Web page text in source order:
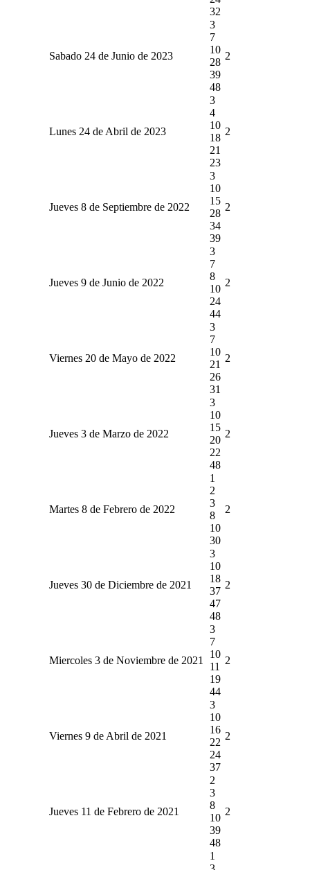
32
Sabado 24 de Junio de 2023
3
7
10
28
39
48
2
Lunes 24 de Abril de 2023
3
4
10
18
21
23
2
Jueves 8 de Septiembre de 2022
3
10
15
28
34
39
2
Jueves 9 de Junio de 2022
3
7
8
10
24
44
2
Viernes 20 de Mayo de 2022
3
7
10
21
26
31
2
Jueves 3 de Marzo de 2022
3
10
15
20
22
48
2
Martes 8 de Febrero de 2022
1
2
3
8
10
30
2
Jueves 30 de Diciembre de 2021
3
10
18
37
47
48
2
Miercoles 3 de Noviembre de 2021
3
7
10
11
19
44
2
Viernes 9 de Abril de 2021
3
10
16
22
24
37
2
Jueves 11 de Febrero de 2021
2
3
8
10
39
48
2
1